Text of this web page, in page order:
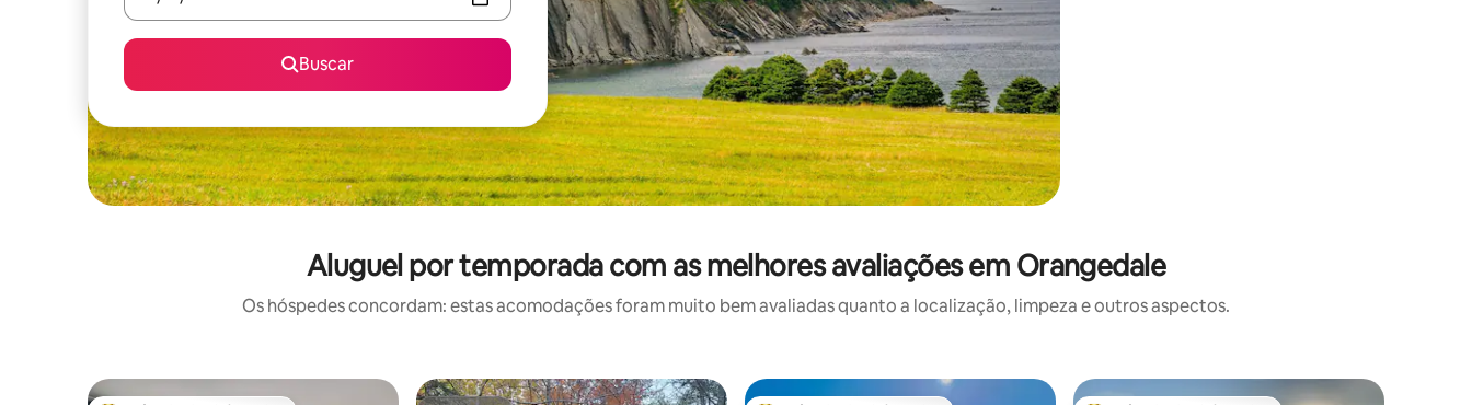
Buscar
Aluguel por temporada com as melhores avaliações em Orangedale
Os hóspedes concordam: estas acomodações foram muito bem avaliadas quanto a localização, limpeza e outros aspectos.